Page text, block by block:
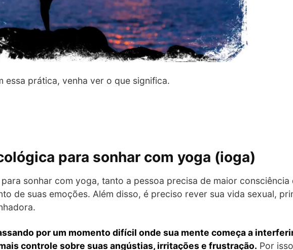
essa prática, venha ver o que significa.
para sonhar com yoga (ioga)
sonhar com yoga, tanto a pessoa precisa de maior consciência
de suas emoções. Além disso, é preciso rever sua vida sexual,
por um momento difícil onde sua mente começa a
controle sobre suas angústias, irritações e frustração. Por